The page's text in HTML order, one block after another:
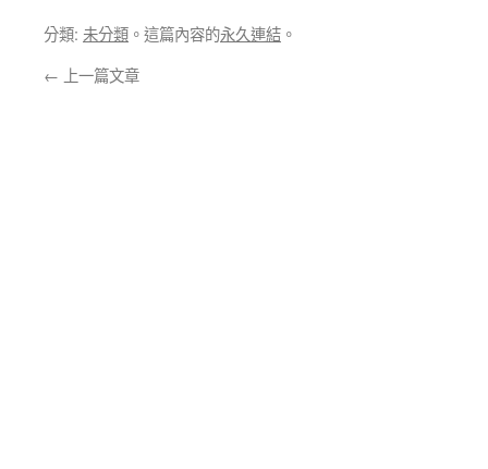
分類: 未分類 。這篇內容的永久連結 。
← 上一篇文章